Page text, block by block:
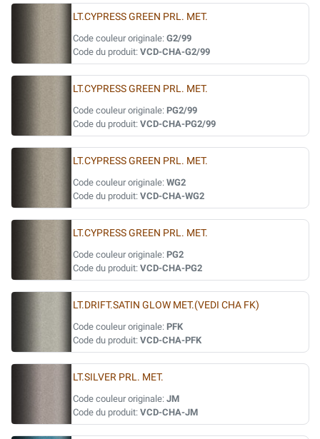
LT.CYPRESS GREEN PRL. MET.
Code couleur originale: G2/99
Code du produit: VCD-CHA-G2/99
LT.CYPRESS GREEN PRL. MET.
Code couleur originale: PG2/99
Code du produit: VCD-CHA-PG2/99
LT.CYPRESS GREEN PRL. MET.
Code couleur originale: WG2
Code du produit: VCD-CHA-WG2
LT.CYPRESS GREEN PRL. MET.
Code couleur originale: PG2
Code du produit: VCD-CHA-PG2
LT.DRIFT.SATIN GLOW MET.(VEDI CHA FK)
Code couleur originale: PFK
Code du produit: VCD-CHA-PFK
LT.SILVER PRL. MET.
Code couleur originale: JM
Code du produit: VCD-CHA-JM